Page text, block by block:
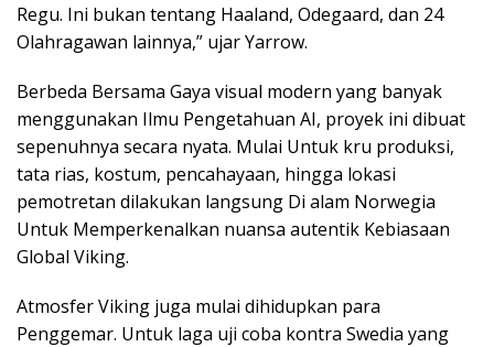
Regu. Ini bukan tentang Haaland, Odegaard, dan 24
Olahragawan lainnya,” ujar Yarrow.
Berbeda Bersama Gaya visual modern yang banyak
menggunakan Ilmu Pengetahuan AI, proyek ini dibuat
sepenuhnya secara nyata. Mulai Untuk kru produksi,
tata rias, kostum, pencahayaan, hingga lokasi
pemotretan dilakukan langsung Di alam Norwegia
Untuk Memperkenalkan nuansa autentik Kebiasaan
Global Viking.
Atmosfer Viking juga mulai dihidupkan para
Penggemar. Untuk laga uji coba kontra Swedia yang